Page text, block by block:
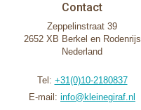
Contact
Zeppelinstraat 39
2652 XB Berkel en Rodenrijs
Nederland
Tel: +31(0)10-2180837
E-mail: info@kleinegiraf.nl